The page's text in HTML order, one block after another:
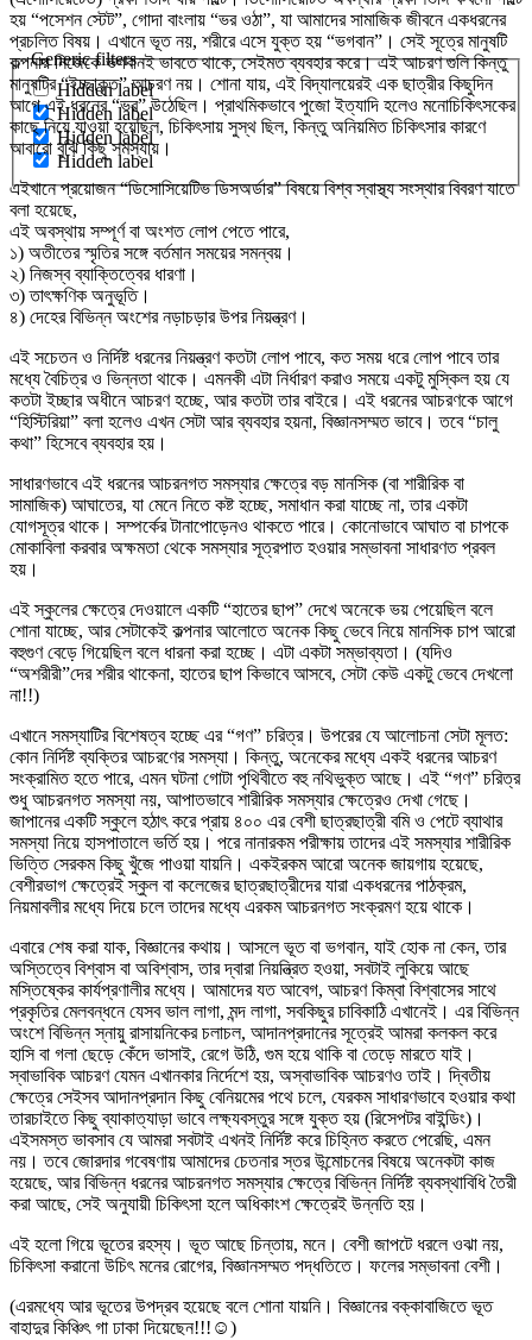
Generic filters
Hidden label
Hidden label
Hidden label
Hidden label
হয় “পসেশন স্টেট”, গোদা বাংলায় “ভর ওঠা”, যা আমাদের সামাজিক জীবনে একধরনের
প্রচলিত বিষয়। এখানে ভূত নয়, শরীরে এসে যুক্ত হয় “ভগবান”। সেই সূত্রে মানুষটি
কল্পনায় নিজেকে ভগবানই ভাবতে থাকে, সেইমত ব্যবহার করে। এই আচরণ গুলি কিন্তু
মানুষটির “ইচ্ছাকৃত” আচরণ নয়। শোনা যায়, এই বিদ্যালয়েরই এক ছাত্রীর কিছুদিন
আগে এই ধরনের “ভর” উঠেছিল। প্রাথমিকভাবে পুজো ইত্যাদি হলেও মনোচিকিৎসকের
কাছে নিয়ে যাওয়া হয়েছিল, চিকিৎসায় সুস্থ ছিল, কিন্তু অনিয়মিত চিকিৎসার কারণে
আবারো বুঝি কিছু সমস্যায়।
এইখানে প্রয়োজন “ডিসোসিয়েটিভ ডিস‌অর্ডার” বিষয়ে বিশ্ব স্বাস্থ্য সংস্থার বিবরণ যাতে
বলা হয়েছে,
এই অবস্থায় সম্পূর্ণ বা অংশত লোপ পেতে পারে,
১) অতীতের স্মৃতির সঙ্গে বর্তমান সময়ের সমন্বয়।
২) নিজস্ব ব্যাক্তিত্বের ধারণা।
৩) তাৎক্ষণিক অনুভূতি।
৪) দেহের বিভিন্ন অংশের নড়াচড়ার উপর নিয়ন্ত্রণ।
এই সচেতন ও নির্দিষ্ট ধরনের নিয়ন্ত্রণ কতটা লোপ পাবে, কত সময় ধরে লোপ পাবে তার
মধ্যে বৈচিত্র ও ভিন্নতা থাকে। এমনকী এটা নির্ধারণ করাও সময়ে একটু মুস্কিল হয় যে
কতটা ইচ্ছার অধীনে আচরণ হচ্ছে, আর কতটা তার বাইরে। এই ধরনের আচরণকে আগে
“হিস্টিরিয়া” বলা হলেও এখন সেটা আর ব্যবহার হয়না, বিজ্ঞানসম্মত ভাবে। তবে “চালু
কথা” হিসেবে ব্যবহার হয়।
সাধারণভাবে এই ধরনের আচরনগত সমস্যার ক্ষেত্রে বড় মানসিক (বা শারীরিক বা
সামাজিক) আঘাতের, যা মেনে নিতে কষ্ট হচ্ছে, সমাধান করা যাচ্ছে না, তার একটা
যোগসূত্র থাকে। সম্পর্কের টানাপোড়েনও থাকতে পারে। কোনোভাবে আঘাত বা চাপকে
মোকাবিলা করবার অক্ষমতা থেকে সমস্যার সূত্রপাত হওয়ার সম্ভাবনা সাধারণত প্রবল
হয়।
এই স্কুলের ক্ষেত্রে দেওয়ালে একটি “হাতের ছাপ” দেখে অনেকে ভয় পেয়েছিল বলে
শোনা যাচ্ছে, আর সেটাকেই কল্পনার আলোতে অনেক কিছু ভেবে নিয়ে মানসিক চাপ আরো
বহুগুণ বেড়ে গিয়েছিল বলে ধারনা করা হচ্ছে। এটা একটা সম্ভাব্যতা। (যদিও
“অশরীরী”দের শরীর থাকেনা, হাতের ছাপ কিভাবে আসবে, সেটা কেউ একটু ভেবে দেখলো
না!!)
এখানে সমস্যাটির বিশেষত্ব হচ্ছে এর “গণ” চরিত্র। উপরের যে আলোচনা সেটা মূলত:
কোন নির্দিষ্ট ব্যক্তির আচরণের সমস্যা। কিন্তু, অনেকের মধ্যে একই ধরনের আচরণ
সংক্রামিত হতে পারে, এমন ঘটনা গোটা পৃথিবীতে বহু নথিভুক্ত আছে। এই “গণ” চরিত্র
শুধু আচরনগত সমস্যা নয়, আপাতভাবে শারীরিক সমস্যার ক্ষেত্রেও দেখা গেছে।
জাপানের একটি স্কুলে হঠাৎ করে প্রায় ৪০০ এর বেশী ছাত্রছাত্রী বমি ও পেটে ব্যাথার
সমস্যা নিয়ে হাসপাতালে ভর্তি হয়। পরে নানারকম পরীক্ষায় তাদের এই সমস্যার শারীরিক
ভিত্তি সেরকম কিছু খুঁজে পাওয়া যায়নি। একইরকম আরো অনেক জায়গায় হয়েছে,
বেশীরভাগ ক্ষেত্রেই স্কুল বা কলেজের ছাত্রছাত্রীদের যারা একধরনের পাঠক্রম,
নিয়মাবলীর মধ্যে দিয়ে চলে তাদের মধ্যে এরকম আচরনগত সংক্রমণ হয়ে থাকে।
এবারে শেষ করা যাক, বিজ্ঞানের কথায়। আসলে ভূত বা ভগবান, যাই হোক না কেন, তার
অস্তিত্বে বিশ্বাস বা অবিশ্বাস, তার দ্বারা নিয়ন্ত্রিত হওয়া, সবটাই লুকিয়ে আছে
মস্তিষ্কের কার্যপ্রণালীর মধ্যে। আমাদের যত আবেগ, আচরণ কিম্বা বিশ্বাসের সাথে
প্রকৃতির মেলবন্ধনে যেসব ভাল লাগা, মন্দ লাগা, সবকিছুর চাবিকাঠি এখানেই। এর বিভিন্ন
অংশে বিভিন্ন স্নায়ু রাসায়নিকের চলাচল, আদানপ্রদানের সূত্রেই আমরা কলকল করে
হাসি বা গলা ছেড়ে কেঁদে ভাসাই‌, রেগে উঠি, গুম হয়ে থাকি বা তেড়ে মারতে যাই।
স্বাভাবিক আচরণ যেমন এখানকার নির্দেশে হয়, অস্বাভাবিক আচরণও তাই। দ্বিতীয়
ক্ষেত্রে সেইসব আদানপ্রদান কিছু বেনিয়মের পথে চলে, যেরকম সাধারণভাবে হওয়ার কথা
তারচাইতে কিছু ব্যাকাত্যাড়া ভাবে লক্ষ্যবস্তুর সঙ্গে যুক্ত হয় (রিসেপটর বাইন্ডিং)।
এইসমস্ত ভাবসাব যে আমরা সবটাই এখনই নির্দিষ্ট করে চিহ্নিত করতে পেরেছি, এমন
নয়। তবে জোরদার গবেষণায় আমাদের চেতনার স্তর উন্মোচনের বিষয়ে অনেকটা কাজ
হয়েছে, আর বিভিন্ন ধরনের আচরনগত সমস্যার ক্ষেত্রে বিভিন্ন নির্দিষ্ট ব্যবস্থাবিধি তৈরী
করা আছে, সেই অনুযায়ী চিকিৎসা হলে অধিকাংশ ক্ষেত্রেই উন্নতি হয়।
এই হলো গিয়ে ভূতের রহস্য। ভূত আছে চিন্তায়, মনে। বেশী জাপটে ধরলে ওঝা নয়,
চিকিৎসা করানো উচিৎ মনের রোগের, বিজ্ঞানসম্মত পদ্ধতিতে। ফলের সম্ভাবনা বেশী।
(এরমধ্যে আর ভূতের উপদ্রব হয়েছে বলে শোনা যায়নি। বিজ্ঞানের বক্কাবাজিতে ভূত
বাহাদুর কিঞ্চিৎ গা ঢাকা দিয়েছেন!!!☺️)